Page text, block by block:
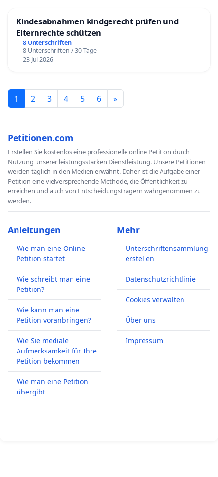
Kindesabnahmen kindgerecht prüfen und
Elternrechte schützen
8 Unterschriften
8 Unterschriften / 30 Tage
23 Jul 2026
1 2 3 4 5 6 »
Petitionen.com
Erstellen Sie kostenlos eine professionelle online Petition durch
Nutzung unserer leistungsstarken Dienstleistung. Unsere Petitionen
werden täglich in den Medien erwähnt. Daher ist die Aufgabe einer
Petition eine vielversprechende Methode, die Öffentlichkeit zu
erreichen und auch von Entscheidungsträgern wahrgenommen zu
werden.
Anleitungen
Wie man eine Online-
Petition startet
Wie schreibt man eine
Petition?
Wie kann man eine
Petition voranbringen?
Wie Sie mediale
Aufmerksamkeit für Ihre
Petition bekommen
Wie man eine Petition
übergibt
Mehr
Unterschriftensammlung
erstellen
Datenschutzrichtlinie
Cookies verwalten
Über uns
Impressum